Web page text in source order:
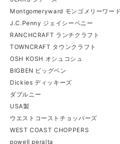
Montgomeryward モンゴメリーワード
J.C.Penny ジェイシーペニー
RANCHCRAFT ランチクラフト
TOWNCRAFT タウンクラフト
OSH KOSH オシュコシュ
BIGBEN ビッグベン
Dickies ディッキーズ
ダブルニー
USA製
ウエストコーストチョッパーズ
WEST COAST CHOPPERS
powell peralta